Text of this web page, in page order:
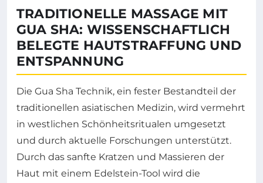
TRADITIONELLE MASSAGE MIT
GUA SHA: WISSENSCHAFTLICH
BELEGTE HAUTSTRAFFUNG UND
ENTSPANNUNG
Die Gua Sha Technik, ein fester Bestandteil der
traditionellen asiatischen Medizin, wird vermehrt
in westlichen Schönheitsritualen umgesetzt
und durch aktuelle Forschungen unterstützt.
Durch das sanfte Kratzen und Massieren der
Haut mit einem Edelstein-Tool wird die